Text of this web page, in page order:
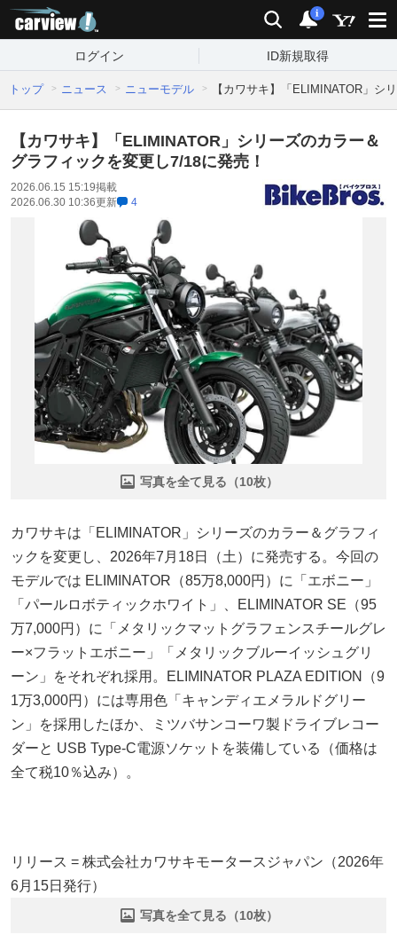
検索 通知
i
ログイン ID新規取得
トップ ニュース ニューモデル 【カワサキ】「ELIMINATOR」シ
【カワサキ】「ELIMINATOR」シリーズのカラー＆
グラフィックを変更し7/18に発売！
2026.06.15 15:19掲載
2026.06.30 10:36更新 4
写真を全て見る（10枚）
カワサキは「ELIMINATOR」シリーズのカラー＆グラフィ
ックを変更し、2026年7月18日（土）に発売する。今回の
モデルでは ELIMINATOR（85万8,000円）に「エボニー」
「パールロボティックホワイト」、ELIMINATOR SE（95
万7,000円）に「メタリックマットグラフェンスチールグレ
ー×フラットエボニー」「メタリックブルーイッシュグリ
ーン」をそれぞれ採用。ELIMINATOR PLAZA EDITION（9
1万3,000円）には専用色「キャンディエメラルドグリー
ン」を採用したほか、ミツバサンコーワ製ドライブレコー
ダーと USB Type-C電源ソケットを装備している（価格は
全て税10％込み）。
リリース = 株式会社カワサキモータースジャパン（2026年
6月15日発行）
写真を全て見る（10枚）